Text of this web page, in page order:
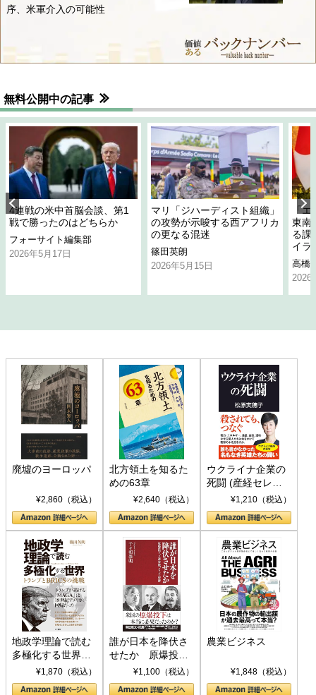
序、米軍介入の可能性
無料公開中の記事
4連戦の米中首脳会談、第1
戦で勝ったのはどちらか
フォーサイト編集部
2026年5月17日
マリ「ジハーディスト組織」
の攻勢が示唆する西アフリカ
の更なる混迷
篠田英朗
2026年5月15日
「
東南
る課
イラ
高橋
2026
廃墟のヨーロッパ
¥2,860（税込）
北方領土を知るた
めの63章
¥2,640（税込）
ウクライナ企業の
死闘 (産経セレク
ト S 039)¥1,210（税込）
地政学理論で読む
多極化する世界：
トランプとBRICS
の挑戦
¥1,870（税込）
誰が日本を降伏さ
せたか 原爆投
下、ソ連参戦、そ
して聖断 (PHP新
¥1,100（税込）
農業ビジネス
¥1,848（税込）